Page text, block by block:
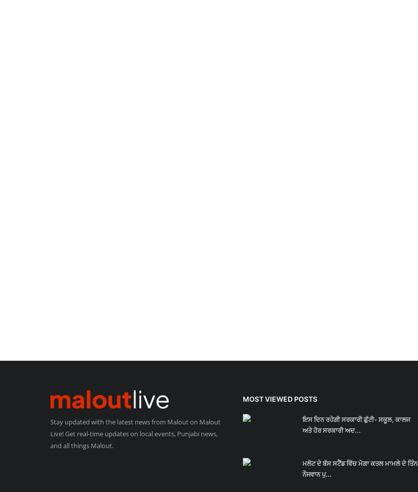
Stay updated with the latest news from Malout on Malout
Live! Get real-time updates on local events, Punjabi news,
and all things Malout.
MOST VIEWED POSTS
ਇਸ ਦਿਨ ਰਹੇਗੀ ਸਰਕਾਰੀ ਛੁੱਟੀ- ਸਕੂਲ, ਕਾਲਜ
ਅਤੇ ਹੋਰ ਸਰਕਾਰੀ ਅਦ...
ਮਲੋਟ ਦੇ ਬੱਸ ਸਟੈਂਡ ਵਿੱਚ ਮੋਗਾ ਕਤਲ ਮਾਮਲੇ ਦੇ ਤਿੰਨ
ਨੌਜਵਾਨ ਪੁ...